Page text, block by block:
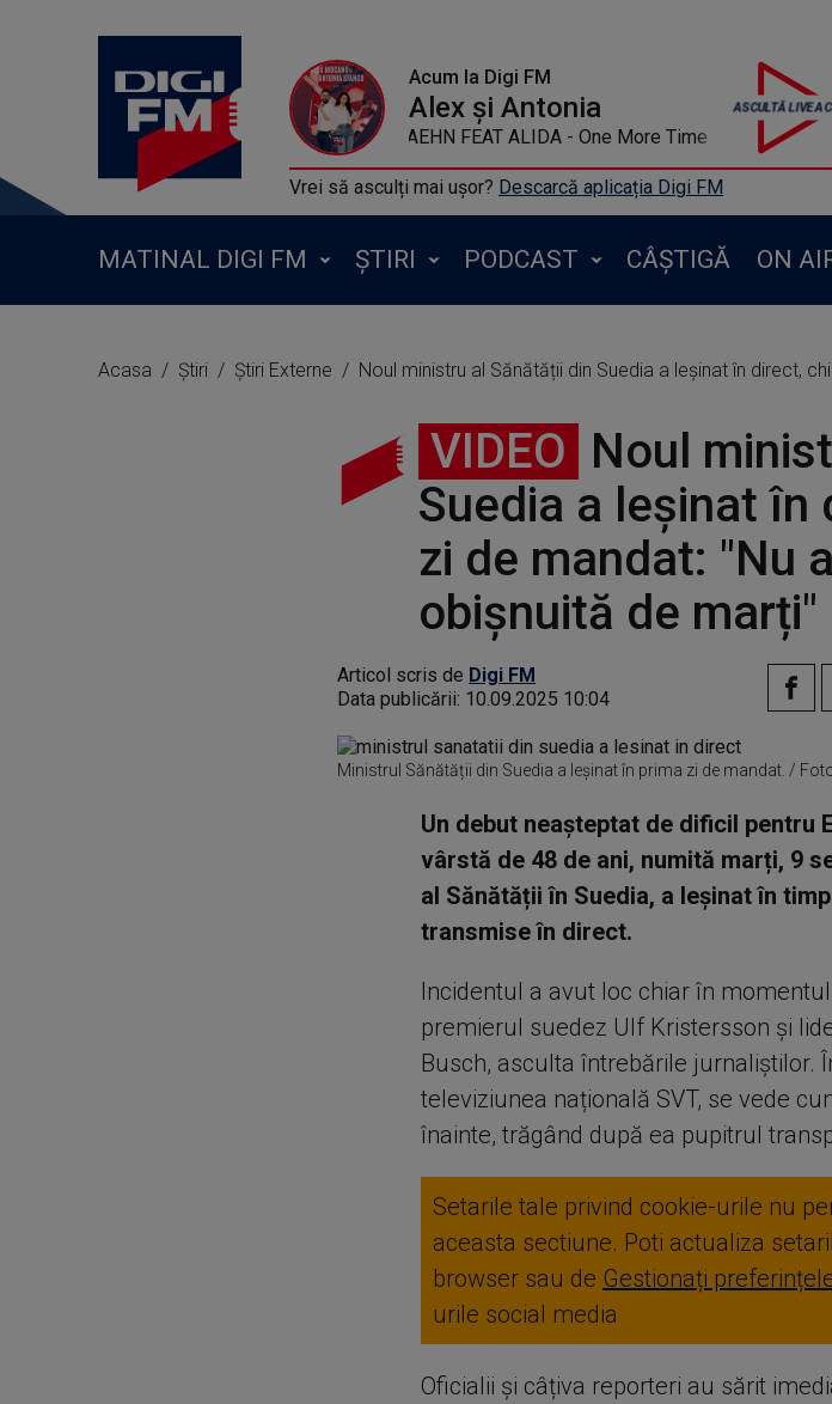
Acum la Digi FM
Alex și Antonia
ROBIN SCHULZ AND FELIX JAEHN FEAT ALIDA - One More Time
Vrei să asculți mai ușor? Descarcă aplicația Digi FM
MATINAL DIGI FM ȘTIRI PODCAST CÂȘTIGĂ ON
Acasa Știri Știri Externe Noul ministru al Sănătății din Suedia a leșinat în direct,
VIDEO Noul
Suedia a leșinat în
zi de mandat: "Nu
obișnuită de marți"
Articol scris de Digi FM
Data publicării: 10.09.2025 10:04
Ministrul Sănătății din Suedia a leșinat în prima zi de mandat. /
Un debut neașteptat de dificil pentru
vârstă de 48 de ani, numită marți, 9
al Sănătății în Suedia, a leșinat în
transmise în direct.
Incidentul a avut loc chiar în
premierul suedez Ulf Kristersson și
Busch, asculta întrebările jurnaliștilor.
televiziunea națională SVT, se vede
înainte, trăgând după ea pupitrul
Setarile tale privind cookie-urile nu
aceasta sectiune. Poti actualiza
browser sau de Gestionați
urile social media
Oficialii și câțiva reporteri au sărit